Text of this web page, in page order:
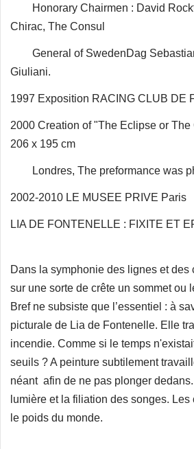
Honorary Chairmen : David
Chirac, The Consul
General of SwedenDag Sebastian
Giuliani.
1997 Exposition RACING CLUB DE
2000 Creation of "The Eclipse or
206 x 195 cm
Londres, The preformance was
2002-2010 LE MUSEE PRIVE Paris
LIA DE FONTENELLE : FIXITE ET
Dans la symphonie des lignes et
sur une sorte de crête un sommet
Bref ne subsiste que l’essentiel : à
picturale de Lia de Fontenelle. Elle
incendie. Comme si le temps
seuils ? A peinture subtilement
néant afin de ne pas plonger
lumière et la filiation des songes.
le poids du monde.